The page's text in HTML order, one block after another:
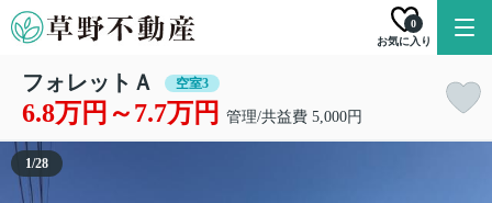
お気に入り
0
フォレットＡ 空室3
6.8万円～7.7万円 管理/共益費 5,000円
1/28